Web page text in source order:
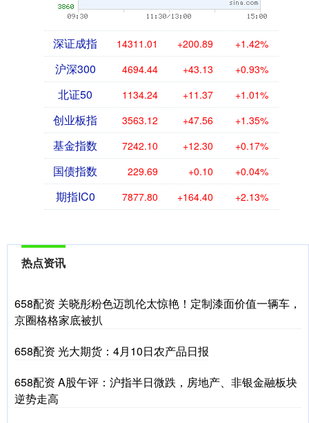
深证成指 14311.01 +200.89 +1.42%
沪深300 4694.44 +43.13 +0.93%
北证50 1134.24 +11.37 +1.01%
创业板指 3563.12 +47.56 +1.35%
基金指数 7242.10 +12.30 +0.17%
国债指数 229.69 +0.10 +0.04%
期指IC0 7877.80 +164.40 +2.13%
热点资讯
658配资 关晓彤粉色迈凯伦太惊艳！定制漆面价值一辆车，
京圈格格家底被扒
658配资 光大期货：4月10日农产品日报
658配资 A股午评：沪指半日微跌，房地产、非银金融板块
逆势走高